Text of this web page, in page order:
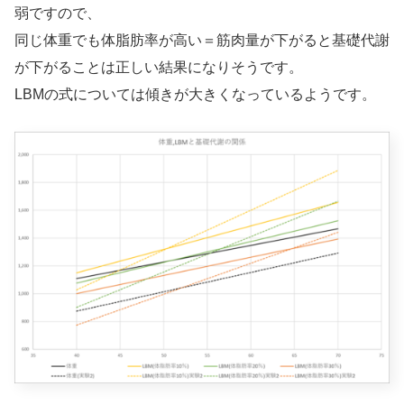
弱ですので、
同じ体重でも体脂肪率が高い＝筋肉量が下がると基礎代謝
が下がることは正しい結果になりそうです。
LBMの式については傾きが大きくなっているようです。